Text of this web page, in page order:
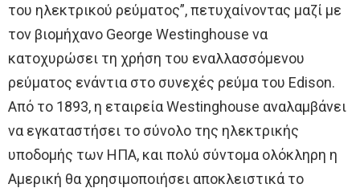
του ηλεκτρικού ρεύματος”, πετυχαίνοντας μαζί με
τον βιομήχανο George Westinghouse να
κατοχυρώσει τη χρήση του εναλλασσόμενου
ρεύματος ενάντια στο συνεχές ρεύμα του Edison.
Από το 1893, η εταιρεία Westinghouse αναλαμβάνει
να εγκαταστήσει το σύνολο της ηλεκτρικής
υποδομής των ΗΠΑ, και πολύ σύντομα ολόκληρη η
Αμερική θα χρησιμοποιήσει αποκλειστικά το